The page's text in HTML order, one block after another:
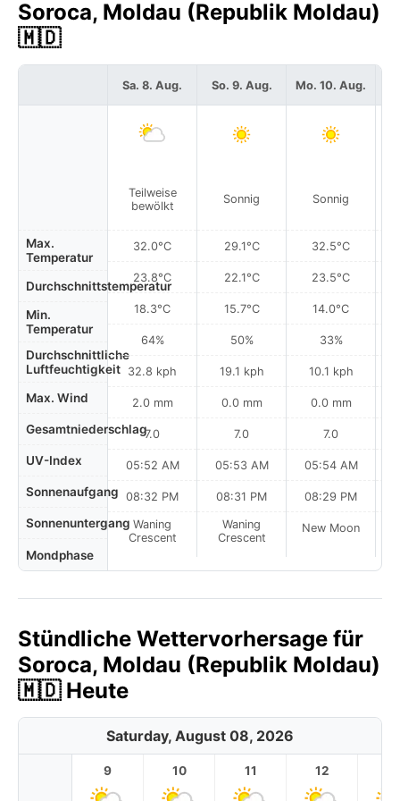
Soroca, Moldau (Republik Moldau)
🇲🇩
Max.
Temperatur
Durchschnittstemperatur
Min.
Temperatur
Durchschnittliche
Luftfeuchtigkeit
Max. Wind
Gesamtniederschlag
UV-Index
Sonnenaufgang
Sonnenuntergang
Mondphase
Sa. 8. Aug.
Teilweise
bewölkt
32.0°C
23.8°C
18.3°C
64%
32.8 kph
2.0 mm
7.0
05:52 AM
08:32 PM
Waning
Crescent
So. 9. Aug.
Sonnig
29.1°C
22.1°C
15.7°C
50%
19.1 kph
0.0 mm
7.0
05:53 AM
08:31 PM
Waning
Crescent
Mo. 10. Aug.
Sonnig
32.5°C
23.5°C
14.0°C
33%
10.1 kph
0.0 mm
7.0
05:54 AM
08:29 PM
New Moon
Stündliche Wettervorhersage für
Soroca, Moldau (Republik Moldau)
🇲🇩 Heute
Saturday, August 08, 2026
9 10 11 12